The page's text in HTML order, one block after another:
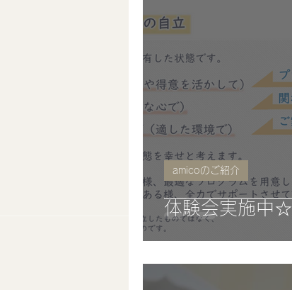
体験会実施中☆
amicoのご紹介